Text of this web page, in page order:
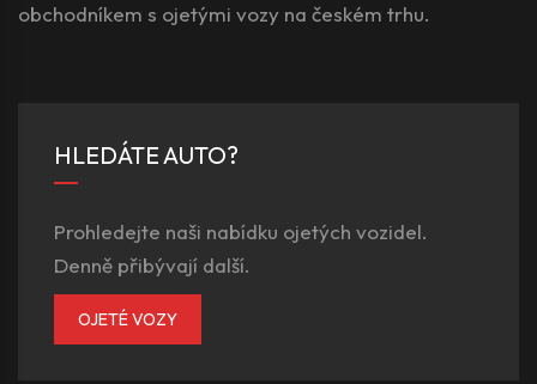
obchodníkem s ojetými vozy na českém trhu.
HLEDÁTE AUTO?
Prohledejte naši nabídku ojetých vozidel.
Denně přibývají další.
OJETÉ VOZY